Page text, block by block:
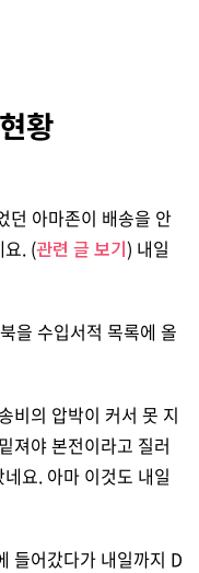
황
던 아마존이 배송을 안
요. (관련 글 보기) 내일
을 수입서적 목록에 올
비의 압박이 커서 못 지
져야 본전이라고 질러
요. 아마 이것도 내일
들어갔다가 내일까지 D